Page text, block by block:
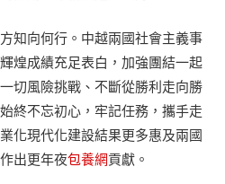
知向何行。中越兩國社會主義事
煌成績充足表白，加強團結一起
切風險挑戰、不斷從勝利走向勝
終不忘初心，牢記任務，攜手走
化現代化建設結果更多惠及兩國
出更年夜包養網貢獻。